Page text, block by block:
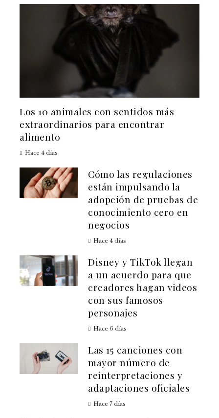
Los 10 animales con sentidos más
extraordinarios para encontrar
alimento
Hace 4 días
Cómo las regulaciones
están impulsando la
adopción de pruebas de
conocimiento cero en
negocios
Hace 4 días
Disney y TikTok llegan
a un acuerdo para que
creadores hagan videos
con sus famosos
personajes
Hace 6 días
Las 15 canciones con
mayor número de
reinterpretaciones y
adaptaciones oficiales
Hace 7 días